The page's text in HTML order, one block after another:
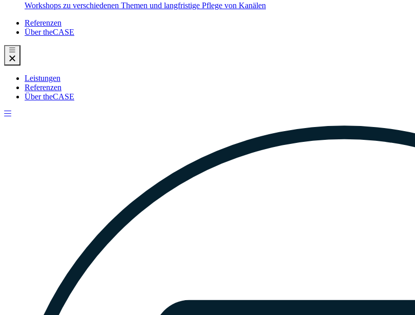
Workshops zu verschiedenen Themen und langfristige Pflege von Kanälen
Referenzen
Über theCASE
Leistungen
Referenzen
Über theCASE